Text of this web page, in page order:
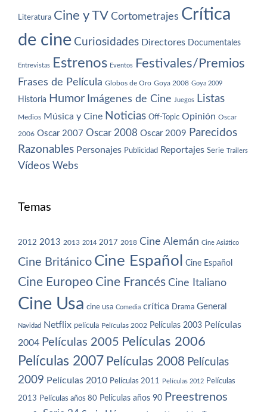
Literatura Cine y TV Cortometrajes Crítica
de cine Curiosidades Directores Documentales
Entrevistas Estrenos Eventos Festivales/Premios
Frases de Película Globos de Oro Goya 2008 Goya 2009
Historia Humor Imágenes de Cine Juegos Listas
Medios Música y Cine Noticias Off-Topic Opinión Oscar
2006 Oscar 2007 Oscar 2008 Oscar 2009 Parecidos
Razonables Personajes Publicidad Reportajes Serie Trailers
Vídeos Webs
Temas
2012 2013 2013 2014 2017 2018 Cine Alemán Cine Asiático
Cine Británico Cine Español Cine Español
Cine Europeo Cine Francés Cine Italiano
Cine Usa cine usa Comedia crítica Drama General
Navidad Netflix película Películas 2002 Películas 2003 Películas
2004 Películas 2005 Películas 2006
Películas 2007 Películas 2008 Películas
2009 Películas 2010 Películas 2011 Películas 2012 Películas
2013 Películas años 80 Películas años 90 Preestrenos